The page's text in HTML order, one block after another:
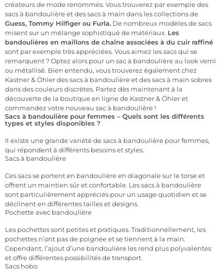
créateurs de mode renommés. Vous trouverez par exemple des
sacs à bandoulière et des sacs à main dans les collections de
Guess, Tommy Hilfiger ou Furla. De nombreux modèles de sacs
misent sur un mélange sophistiqué de matériaux. Les
bandoulières en maillons de chaîne associées à du cuir raffiné
sont par exemple très appréciées. Vous aimez les sacs qui se
remarquent ? Optez alors pour un sac à bandoulière au look verni
ou métallisé. Bien entendu, vous trouverez également chez
Kastner & Öhler des sacs à bandoulière et des sacs à main sobres
dans des couleurs discrètes. Partez dès maintenant à la
découverte de la boutique en ligne de Kastner & Öhler et
commandez votre nouveau sac à bandoulière !
Sacs à bandoulière pour femmes – Quels sont les différents
types et styles disponibles ?
Il existe une grande variété de sacs à bandoulière pour femmes,
qui répondent à différents besoins et styles.
Sacs à bandoulière
Ces sacs se portent en bandoulière en diagonale sur le torse et
offrent un maintien sûr et confortable. Les sacs à bandoulière
sont particulièrement appréciés pour un usage quotidien et se
déclinent en différentes tailles et designs.
Pochette avec bandoulière
Les pochettes sont petites et pratiques. Traditionnellement, les
pochettes n’ont pas de poignée et se tiennent à la main.
Cependant, l’ajout d’une bandoulière les rend plus polyvalentes
et offre différentes possibilités de transport.
Sacs hobo